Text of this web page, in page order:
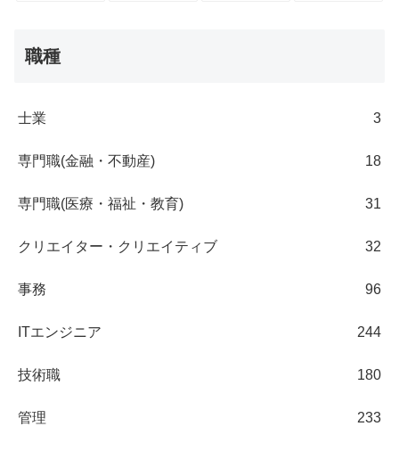
職種
士業 3
専門職(金融・不動産) 18
専門職(医療・福祉・教育) 31
クリエイター・クリエイティブ 32
事務 96
ITエンジニア 244
技術職 180
管理 233